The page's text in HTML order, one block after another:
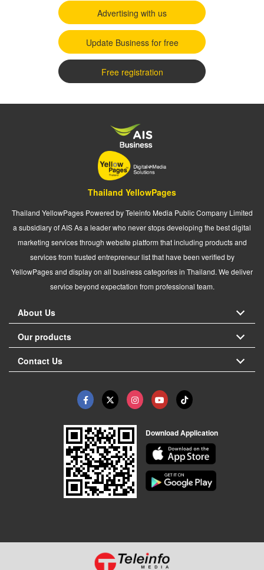
Advertising with us
Update Business for free
Free registration
Thailand YellowPages
Thailand YellowPages Powered by Teleinfo Media Public Company Limited
a subsidiary of AIS As a leader who never stops developing the best digital
marketing services through website platform that including products and
services from trusted entrepreneur list that have been verified by
YellowPages and display on all business categories in Thailand. We deliver
service beyond expectation from professional team.
About Us
Our products
Contact Us
Download Application